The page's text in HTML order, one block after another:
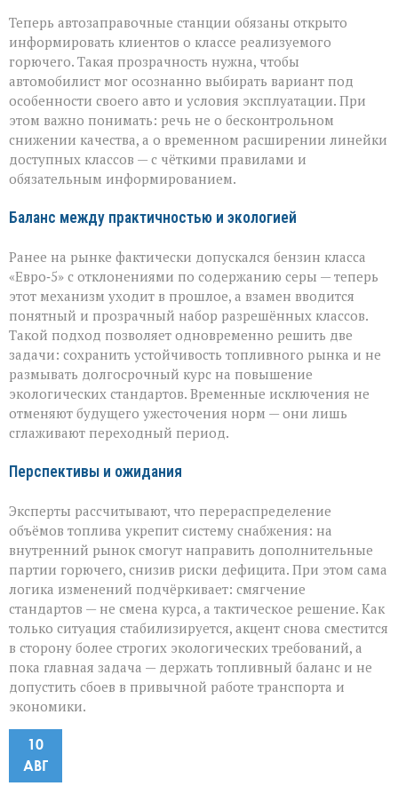
Теперь автозаправочные станции обязаны открыто
информировать клиентов о классе реализуемого
горючего. Такая прозрачность нужна, чтобы
автомобилист мог осознанно выбирать вариант под
особенности своего авто и условия эксплуатации. При
этом важно понимать: речь не о бесконтрольном
снижении качества, а о временном расширении линейки
доступных классов — с чёткими правилами и
обязательным информированием.
Баланс между практичностью и экологией
Ранее на рынке фактически допускался бензин класса
«Евро‑5» с отклонениями по содержанию серы — теперь
этот механизм уходит в прошлое, а взамен вводится
понятный и прозрачный набор разрешённых классов.
Такой подход позволяет одновременно решить две
задачи: сохранить устойчивость топливного рынка и не
размывать долгосрочный курс на повышение
экологических стандартов. Временные исключения не
отменяют будущего ужесточения норм — они лишь
сглаживают переходный период.
Перспективы и ожидания
Эксперты рассчитывают, что перераспределение
объёмов топлива укрепит систему снабжения: на
внутренний рынок смогут направить дополнительные
партии горючего, снизив риски дефицита. При этом сама
логика изменений подчёркивает: смягчение
стандартов — не смена курса, а тактическое решение. Как
только ситуация стабилизируется, акцент снова сместится
в сторону более строгих экологических требований, а
пока главная задача — держать топливный баланс и не
допустить сбоев в привычной работе транспорта и
экономики.
10
АВГ